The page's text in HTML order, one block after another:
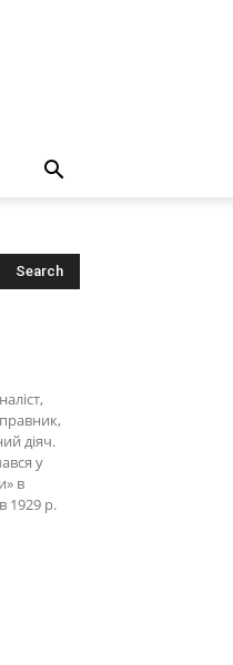
діяч.
у
в
1929 р.